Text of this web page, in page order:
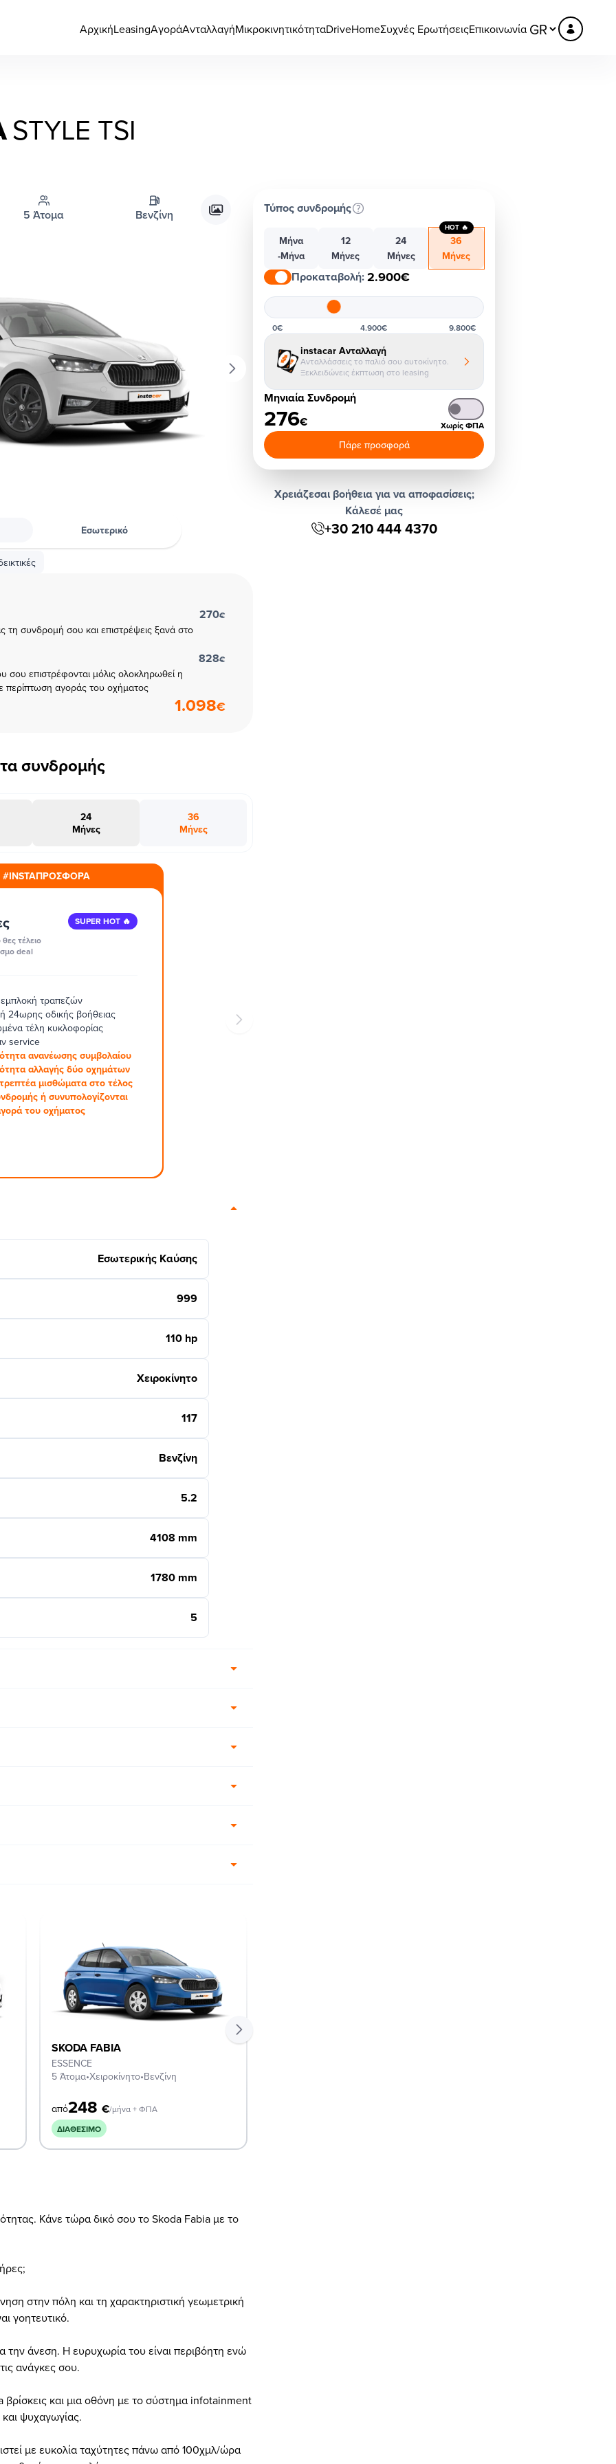
ΑρχικήLeasingΑγοράΑνταλλαγήΜικροκινητικότηταDriveHomeΣυχνές ΕρωτήσειςΕπικοινωνία
STYLE TSI
5 Άτομα Βενζίνη
Εσωτερικό
τη συνδρομή σου και επιστρέψεις ξανά στο
270€
επιστρέφονται μόλις ολοκληρωθεί η
περίπτωση αγοράς του οχήματος
828€
1.098€
συνδρομής
24
Μήνες
36
Μήνες
#INSTAΠΡΟΣΦΟΡΑ
τέλειο
deal
SUPER HOT 🔥
τραπεζών
24ωρης οδικής βοήθειας
τέλη κυκλοφορίας
service
ανανέωσης συμβολαίου
αλλαγής δύο οχημάτων
μισθώματα στο τέλος
ή συνυπολογίζονται
του οχήματος
Εσωτερικής Καύσης
999
110 hp
Χειροκίνητο
117
Βενζίνη
5.2
4108 mm
1780 mm
5
SKODA FABIA
ESSENCE
5 Άτομα•Χειροκίνητο•Βενζίνη
από248 €/μήνα + ΦΠΑ
ΔΙΑΘΈΣΙΜΟ
Κάνε τώρα δικό σου το Skoda Fabia με το
στην πόλη και τη χαρακτηριστική γεωμετρική
γοητευτικό.
την άνεση. Η ευρυχωρία του είναι περιβόητη ενώ
ανάγκες σου.
και μια οθόνη με το σύστημα infotainment
ψυχαγωγίας.
με ευκολία ταχύτητες πάνω από 100χμλ/ώρα
Τύπος συνδρομής
Μήνα
-Μήνα
12
Μήνες
24
Μήνες
36
Μήνες
HOT 🔥
Προκαταβολή:2.900€
0€ 4.900€ 9.800€
instacar Ανταλλαγή
Ανταλλάσσεις το παλιό σου αυτοκίνητο.
Ξεκλειδώνεις έκπτωση στο leasing
Μηνιαία Συνδρομή
276€ Χωρίς ΦΠΑ
Πάρε προσφορά
Χρειάζεσαι βοήθεια για να αποφασίσεις;
Κάλεσέ μας
+30 210 444 4370